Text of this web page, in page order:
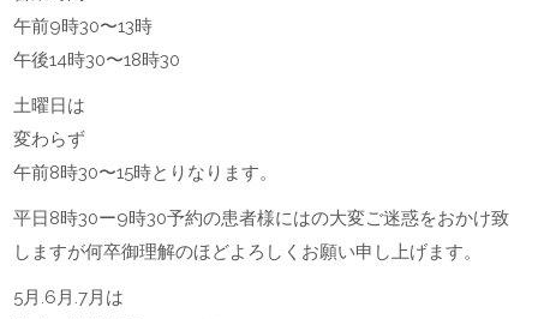
午前9時30〜13時
午後14時30〜18時30
土曜日は
変わらず
午前8時30〜15時とりなります。
平日8時30ー9時30予約の患者様にはの大変ご迷惑をおかけ致
しますが何卒御理解のほどよろしくお願い申し上げます。
5月.6月.7月は